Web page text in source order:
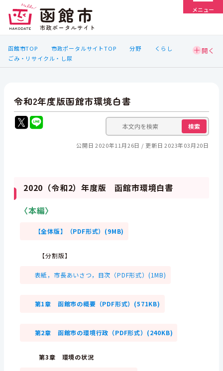
メニュー
函館市TOP 市政ポータルサイトTOP 分野
くらし
ごみ・リサイクル・し尿
令和2年度版函館市環境白書
検索
公開日 2020年11月26日 更新日 2023年03月20日
2020（令和2）年度版 函館市環境白書
〈本編〉
【全体版】（PDF形式）(9MB)
【分割版】
表紙，市長あいさつ，目次（PDF形式）(1MB)
第1章 函館市の概要（PDF形式）(571KB)
第2章 函館市の環境行政（PDF形式）(240KB)
第3章 環境の状況